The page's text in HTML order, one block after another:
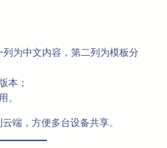
列为中文内容，第二列为模板分
本；
。
端，方便多台设备共享。